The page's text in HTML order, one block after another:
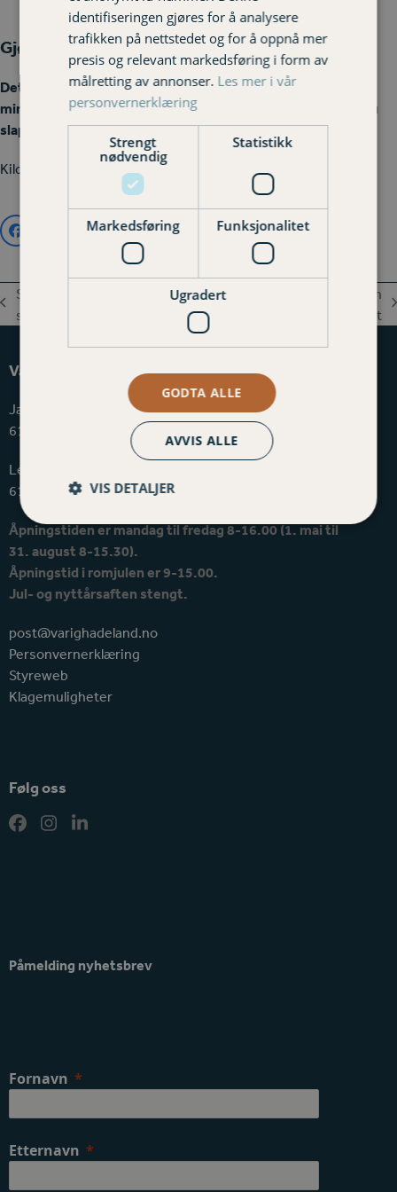
Gjør de samme forberedelsene på hytta
Det er ingen grunn til å utsette klargjøringen av hytta til
minusgradene står på dørstokken. Gjør jobben nå, så kan du
slappe av med god samvittighet når stormene kommer.
Kilde: Frende Forsikring
previous
Søvnproblemer? Ti tips til å
sove bedre
Farer for hunden og katten
din i høst
Varig Hadeland Forsikring
Jarenstranda 12, 2750 Gran
61 32 72 50
Lenagata 32, 2850 Lena
61 12 72 50
Åpningstiden er mandag til fredag 8-16.00 (1. mai til
31. august 8-15.30).
Åpningstid i romjulen er 9-15.00.
Jul- og nyttårsaften stengt.
post@varighadeland.no
Personvernerklæring
Styreweb
Klagemuligheter
Følg oss
Facebook
Instagram
LinkedIn
Påmelding nyhetsbrev
Fornavn
Etternavn
identifiseringen gjøres for å analysere
trafikken på nettstedet og for å oppnå mer
presis og relevant markedsføring i form av
målretting av annonser. Les mer i vår
personvernerklæring
Strengt
nødvendig
Statistikk
Markedsføring Funksjonalitet
Ugradert
GODTA ALLE
AVVIS ALLE
VIS DETALJER